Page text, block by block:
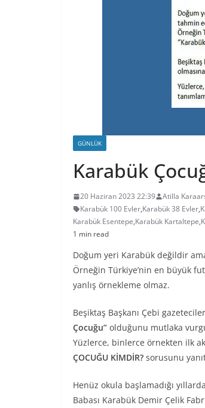
GÜNLÜK
Karabük
20 Haziran 2023 22:39 Atilla
Karabük 100 Evler,Karabük 38 Evler,
Karabük Esentepe,Karabük Kartaltepe,
1 min read
Doğum yeri Karabük değildir
Örneğin Türkiye’nin en büyük
yanlış örnekleme olmaz.
Beşiktaş Başkanı Çebi
Çocuğu” olduğunu mutlaka
Yüzlerce, binlerce örnekten ilk
ÇOCUĞU KİMDİR? sorusunu
Henüz okula başlamadığı
Babası Karabük Demir Çelik